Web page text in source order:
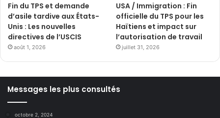
Fin du TPS et demande
d’asile tardive aux États-
Unis : Les nouvelles
directives de l’USCIS
août 1, 2026
USA / Immigration : Fin
officielle du TPS pour les
Haïtiens et impact sur
l’autorisation de travail
juillet 31, 2026
Messages les plus consultés
octobre 2, 2024